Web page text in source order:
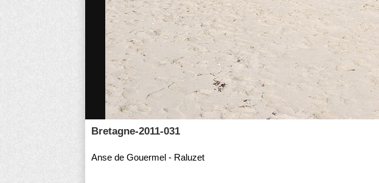
Bretagne-2011-031
Anse de Gouermel - Raluzet